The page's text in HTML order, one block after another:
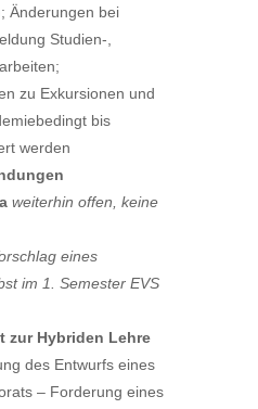
Änderungen bei
Studien-,
zu Exkursionen und
bis
werden
weiterhin offen, keine
eines
im 1. Semester EVS
zur Hybriden Lehre
des Entwurfs eines
– Forderung eines